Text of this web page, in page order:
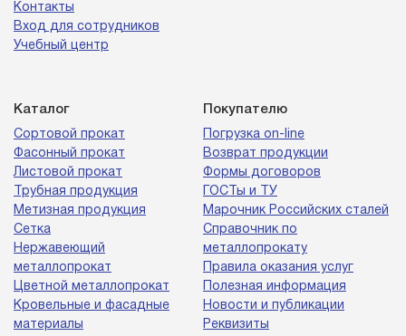
Контакты
Вход для сотрудников
Учебный центр
Каталог
Сортовой прокат
Фасонный прокат
Листовой прокат
Трубная продукция
Метизная продукция
Сетка
Нержавеющий
металлопрокат
Цветной металлопрокат
Кровельные и фасадные
материалы
Покупателю
Погрузка on-line
Возврат продукции
Формы договоров
ГОСТы и ТУ
Марочник Российских сталей
Справочник по
металлопрокату
Правила оказания услуг
Полезная информация
Новости и публикации
Реквизиты